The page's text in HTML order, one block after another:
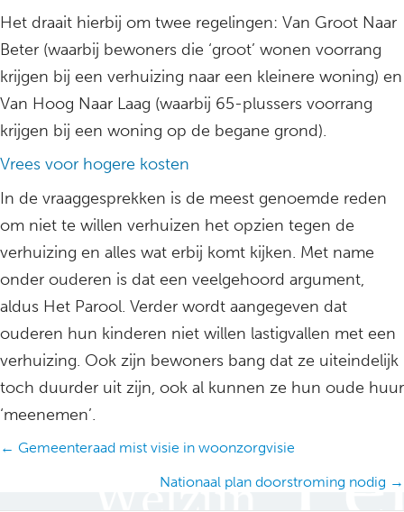
Het draait hierbij om twee regelingen: Van Groot Naar
Beter (waarbij bewoners die ‘groot’ wonen voorrang
krijgen bij een verhuizing naar een kleinere woning) en
Van Hoog Naar Laag (waarbij 65-plussers voorrang
krijgen bij een woning op de begane grond).
Vrees voor hogere kosten
In de vraaggesprekken is de meest genoemde reden
om niet te willen verhuizen het opzien tegen de
verhuizing en alles wat erbij komt kijken. Met name
onder ouderen is dat een veelgehoord argument,
aldus Het Parool. Verder wordt aangegeven dat
ouderen hun kinderen niet willen lastigvallen met een
verhuizing. Ook zijn bewoners bang dat ze uiteindelijk
toch duurder uit zijn, ook al kunnen ze hun oude huur
‘meenemen’.
Posts
← Gemeenteraad mist visie in woonzorgvisie
Nationaal plan doorstroming nodig →